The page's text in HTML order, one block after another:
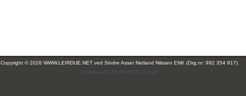
Copyright © 2026 WWW.LEIRDUE.NET ved Sindre Asser Netland Nilssen ENK (Org.nr: 992 354 917)
(leirdue-web-76c49c557b-2xvxg)